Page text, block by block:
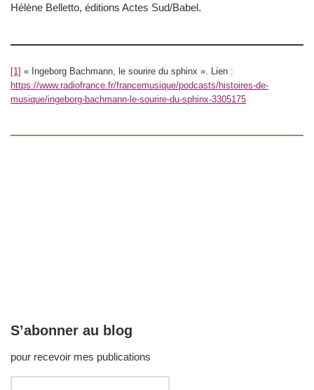
Hélène Belletto, éditions Actes Sud/Babel.
[1] « Ingeborg Bachmann, le sourire du sphinx ». Lien :
https://www.radiofrance.fr/francemusique/podcasts/histoires-de-
musique/ingeborg-bachmann-le-sourire-du-sphinx-3305175
S’abonner au blog
pour recevoir mes publications